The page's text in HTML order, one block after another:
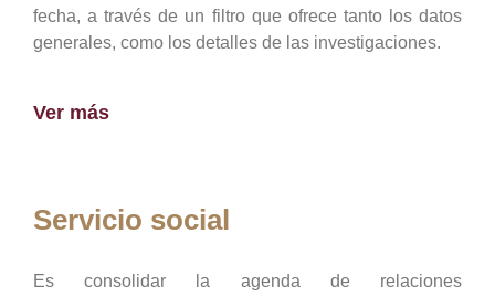
fecha, a través de un filtro que ofrece tanto los datos
generales, como los detalles de las investigaciones.
Ver más
Servicio social
Es consolidar la agenda de relaciones